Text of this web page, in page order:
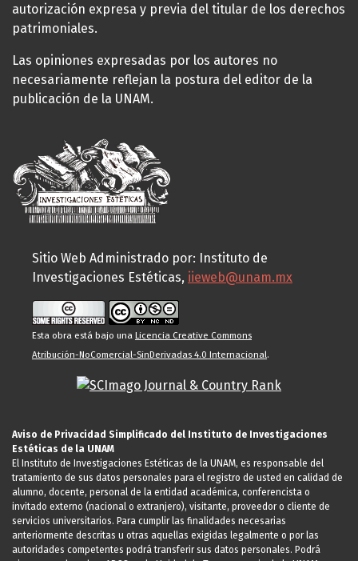
autorización expresa y previa del titular de los derechos
patrimoniales.
Las opiniones expresadas por los autores no
necesariamente reflejan la postura del editor de la
publicación de la UNAM.
Sitio Web Administrado por: Instituto de
Investigaciones Estéticas, iieweb@unam.mx
Esta obra está bajo una Licencia Creative Commons
Atribución-NoComercial-SinDerivadas 4.0 Internacional.
Aviso de Privacidad Simplificado del Instituto de Investigaciones
Estéticas de la UNAM
El Instituto de Investigaciones Estéticas de la UNAM, es responsable del
tratamiento de sus datos personales para el registro de usted en calidad de
alumno, docente, personal de la entidad académica, conferencista o
invitado externo (nacional o extranjero), visitante, proveedor o cliente de
servicios universitarios. Para cumplir las finalidades necesarias
anteriormente descritas u otras aquellas exigidas legalmente o por las
autoridades competentes podrá transferir sus datos personales. Podrá